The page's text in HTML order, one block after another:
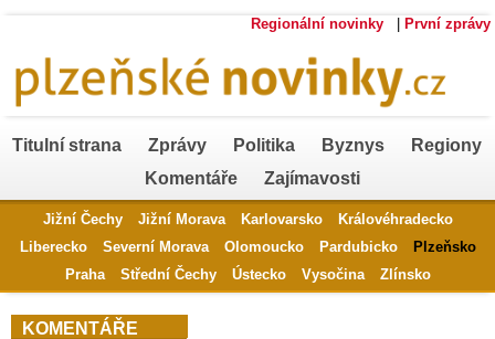
Regionální novinky První zprávy
Titulní strana Zprávy Politika Byznys
Regiony
Komentáře
Zajímavosti
Jižní Čechy Jižní Morava Karlovarsko
Královéhradecko
Liberecko
Severní Morava Olomoucko Pardubicko
Plzeňsko
Praha
Střední Čechy Ústecko Vysočina Zlínsko
KOMENTÁŘE